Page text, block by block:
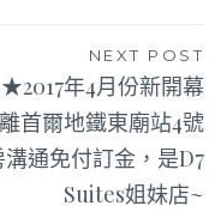
NEXT POST
年4月份新開幕
首爾地鐵東廟站4號
通免付訂金，是D7
Suites姐妹店~